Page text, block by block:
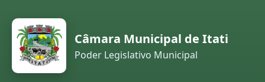
Câmara Municipal de Itati
Poder Legislativo Municipal